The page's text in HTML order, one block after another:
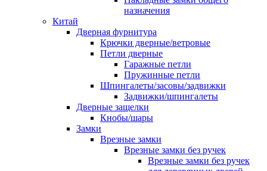
назначения
Китай
Дверная фурнитура
Крючки дверные/ветровые
Петли дверные
Гаражные петли
Пружинные петли
Шпингалеты/засовы/задвижки
Задвижки/шпингалеты
Дверные защелки
Кнобы/шары
Замки
Врезные замки
Врезные замки без ручек
Врезные замки без ручек